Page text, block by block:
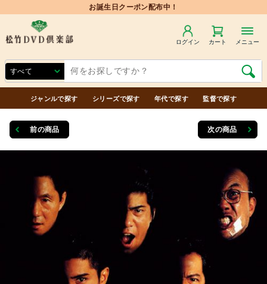
お誕生日クーポン配布中！
ログイン カート メニュー
ジャンルで探す シリーズで探す 年代で探す 監督で探す
前の商品 次の商品